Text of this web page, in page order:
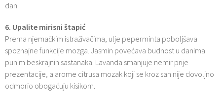
dan.
6. Upalite mirisni štapić
Prema njemačkim istraživačima, ulje peperminta poboljšava
spoznajne funkcije mozga. Jasmin povećava budnost u danima
punim beskrajnih sastanaka. Lavanda smanjuje nemir prije
prezentacije, a arome citrusa mozak koji se kroz san nije dovoljno
odmorio obogaćuju kisikom.